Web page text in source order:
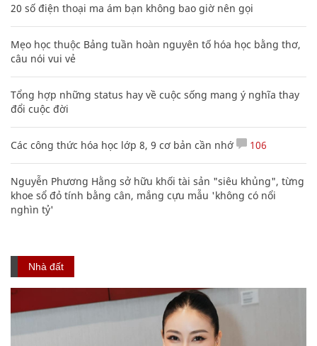
20 số điện thoại ma ám bạn không bao giờ nên gọi
Mẹo học thuộc Bảng tuần hoàn nguyên tố hóa học bằng thơ,
câu nói vui vẻ
Tổng hợp những status hay về cuộc sống mang ý nghĩa thay
đổi cuộc đời
Các công thức hóa học lớp 8, 9 cơ bản cần nhớ 106
Nguyễn Phương Hằng sở hữu khối tài sản "siêu khủng", từng
khoe sổ đỏ tính bằng cân, mắng cựu mẫu 'không có nổi
nghìn tỷ'
Nhà đất